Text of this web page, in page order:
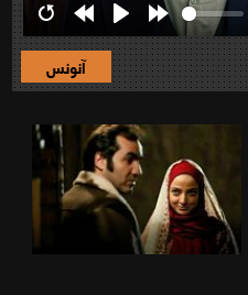
RestartRewind
10s
Play Forward
10s
آنونس